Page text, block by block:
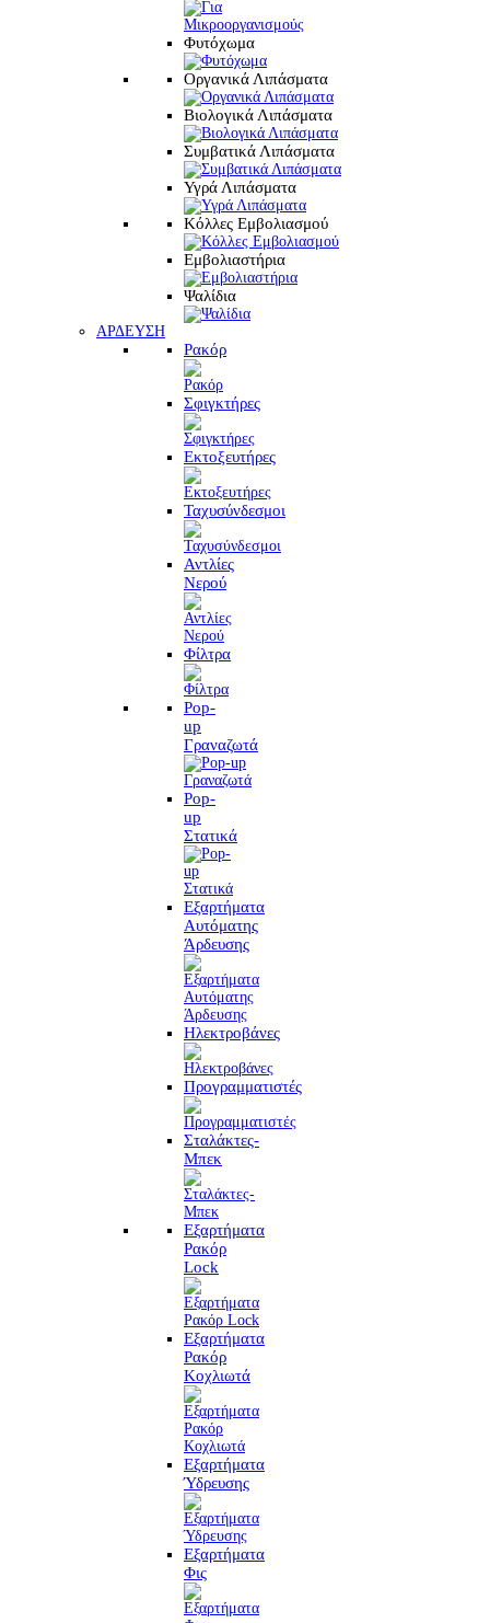
Φυτόχωμα
Οργανικά Λιπάσματα
Βιολογικά Λιπάσματα
Συμβατικά Λιπάσματα
Υγρά Λιπάσματα
Κόλλες Εμβολιασμού
Εμβολιαστήρια
Ψαλίδια
ΑΡΔΕΥΣΗ
Ρακόρ
Σφιγκτήρες
Εκτοξευτήρες
Ταχυσύνδεσμοι
Αντλίες
Νερού
Φίλτρα
Pop-
up
Γραναζωτά
Pop-
up
Στατικά
Εξαρτήματα
Αυτόματης
Άρδευσης
Ηλεκτροβάνες
Προγραμματιστές
Σταλάκτες-
Μπεκ
Εξαρτήματα
Ρακόρ
Lock
Εξαρτήματα
Ρακόρ
Κοχλιωτά
Εξαρτήματα
Ύδρευσης
Εξαρτήματα
Φις